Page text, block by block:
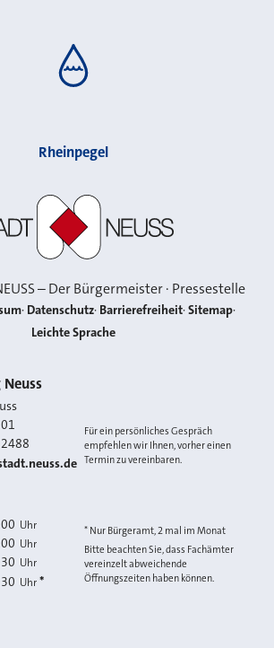
Rheinpegel
– Der Bürgermeister · Pressestelle
Datenschutz Barrierefreiheit Sitemap
Leichte Sprache
Für ein persönliches Gespräch
empfehlen wir Ihnen, vorher einen
Termin zu vereinbaren.
Uhr
Uhr
Uhr
Uhr *
* Nur Bürgeramt, 2 mal im Monat
Bitte beachten Sie, dass Fachämter
vereinzelt abweichende
Öffnungszeiten haben können.